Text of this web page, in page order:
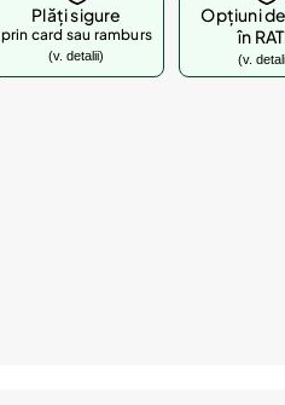
Plăți sigure
prin card sau ramburs
(v. detalii)
Opțiuni
în
(v.